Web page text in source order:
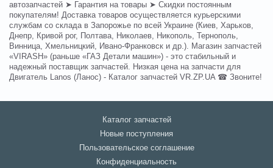
автозапчастей ➤ Гарантия на товары ➤ Скидки постоянным
покупателям! Доставка товаров осуществляется курьерскими
службам со склада в Запорожье по всей Украине (Киев, Харьков,
Днепр, Кривой рог, Полтава, Николаев, Никополь, Тернополь,
Винница, Хмельницкий, Ивано-Франковск и др.). Магазин запчастей
«VIRASH» (раньше «ГАЗ Детали машин») - это стабильный и
надежный поставщик запчастей. Низкая цена на запчасти для
Двигатель Lanos (Ланос) - Каталог запчастей VR.ZP.UA ☎ Звоните!
Каталог запчастей
Новые поступления
Пользовательское соглашение
Конфиденциальность